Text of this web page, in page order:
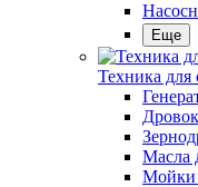
Еще
Техника для
Масла
Мойки